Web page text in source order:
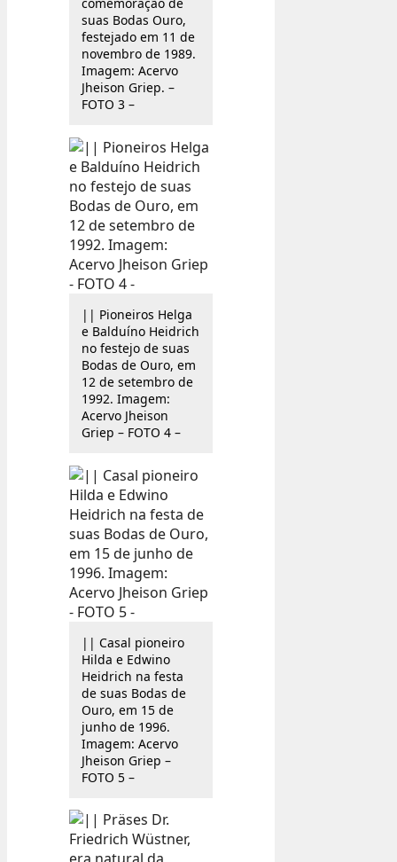
suas Bodas Ouro,
festejado em 11 de
novembro de 1989.
Imagem: Acervo
Jheison Griep. –
FOTO 3 –
|| Pioneiros Helga
e Balduíno Heidrich
no festejo de suas
Bodas de Ouro, em
12 de setembro de
1992. Imagem:
Acervo Jheison
Griep – FOTO 4 –
|| Casal pioneiro
Hilda e Edwino
Heidrich na festa
de suas Bodas de
Ouro, em 15 de
junho de 1996.
Imagem: Acervo
Jheison Griep –
FOTO 5 –